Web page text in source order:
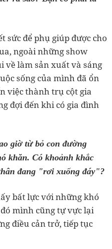
sức để phụ giúp được cho
ngoài những show
về làm sản xuất và sáng
sống của mình đã ổn
việc thành trụ cột gia
đợi đến khi có gia đình
giờ từ bỏ con đường
khăn. Có khoảnh khắc
đang "rơi xuống đáy"?
bất lực với những khó
mình cũng tự vực lại
điều cản trở, tiếp tục